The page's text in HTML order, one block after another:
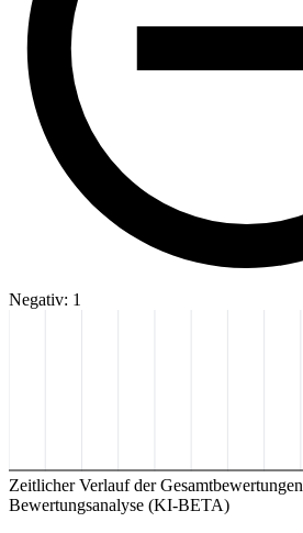
Negativ: 1
Zeitlicher Verlauf der Gesamtbewertungen
Bewertungsanalyse (KI-BETA)